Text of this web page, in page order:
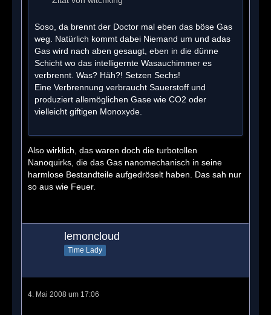
Soso, da brennt der Doctor mal eben das böse Gas
weg. Natürlich kommt dabei Niemand um und adas
Gas wird nach aben gesaugt, eben in die dünne
Schicht wo das intelligernte Wasauchimmer es
verbrennt. Was? Häh?! Setzen Sechs!
Eine Verbrennung verbraucht Sauerstoff und
produziert allemöglichen Gase wie CO2 oder
vielleicht giftigen Monoxyde.
Also wirklich, das waren doch die turbotollen
Nanoquirks, die das Gas nanomechanisch in seine
harmlose Bestandteile aufgedröselt haben. Das sah nur
so aus wie Feuer.
lemoncloud
Time Lady
4. Mai 2008 um 17:06